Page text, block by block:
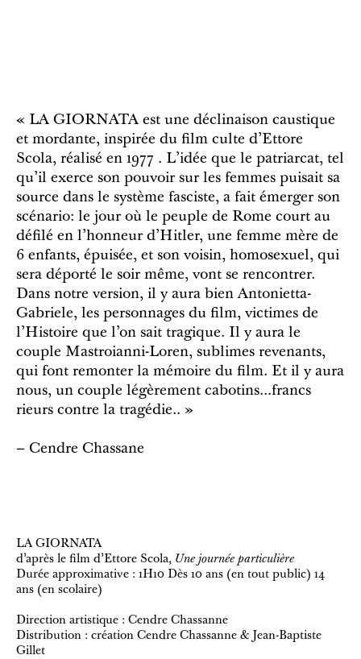
« LA GIORNATA est une déclinaison caustique
et mordante, inspirée du film culte d’Ettore
Scola, réalisé en 1977 . L’idée que le patriarcat, tel
qu’il exerce son pouvoir sur les femmes puisait sa
source dans le système fasciste, a fait émerger son
scénario: le jour où le peuple de Rome court au
défilé en l’honneur d’Hitler, une femme mère de
6 enfants, épuisée, et son voisin, homosexuel, qui
sera déporté le soir même, vont se rencontrer.
Dans notre version, il y aura bien Antonietta-
Gabriele, les personnages du film, victimes de
l’Histoire que l’on sait tragique. Il y aura le
couple Mastroianni-Loren, sublimes revenants,
qui font remonter la mémoire du film. Et il y aura
nous, un couple légèrement cabotins...francs
rieurs contre la tragédie.. »
– Cendre Chassane
LA GIORNATA
d’après le film d’Ettore Scola, Une journée particulière
Durée approximative : 1H10 Dès 10 ans (en tout public) 14
ans (en scolaire)
Direction artistique : Cendre Chassanne
Distribution : création Cendre Chassanne & Jean-Baptiste
Gillet